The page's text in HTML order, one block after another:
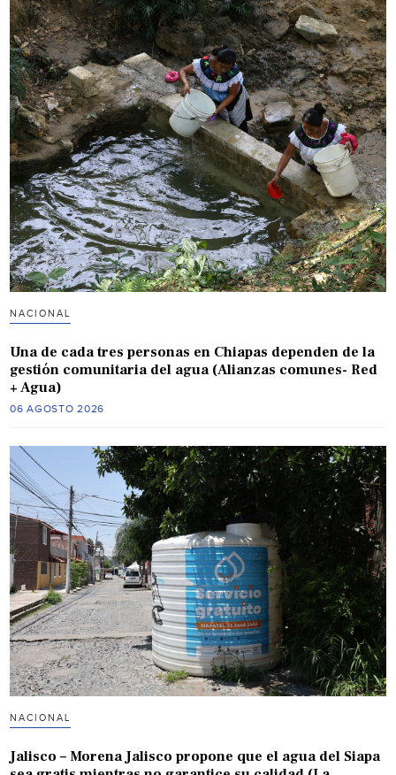
NACIONAL
Una de cada tres personas en Chiapas dependen de la
gestión comunitaria del agua (Alianzas comunes- Red
+ Agua)
06 AGOSTO 2026
NACIONAL
Jalisco – Morena Jalisco propone que el agua del Siapa